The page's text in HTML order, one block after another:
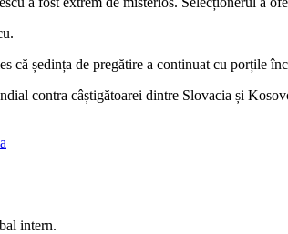
că ședința de pregătire a continuat cu porțile
contra câștigătoarei dintre Slovacia și
intern.